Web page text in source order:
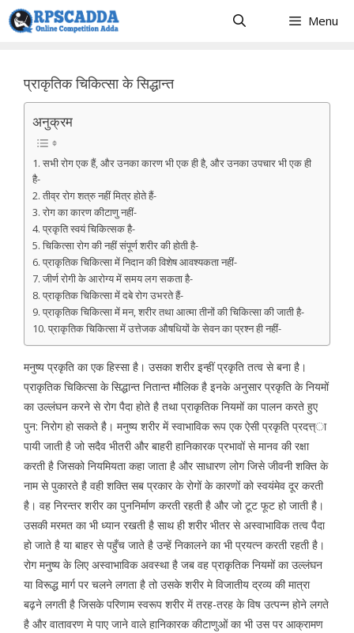
Skip
to
Menu
प्राकृतिक चिकित्सा के सिद्धान्त
अनुक्रम
1. सभी रोग एक हैं, और उनका कारण भी एक ही है, और उनका उपचार भी एक ही
है-
2. तीव्र रोग शत्रु नहीं मित्र होते हैं-
3. रोग का कारण कीटाणु नहीं-
4. प्रकृति स्वयं चिकित्सक है-
5. चिकित्सा रोग की नहीं संपूर्ण शरीर की होती है-
6. प्राकृतिक चिकित्सा में निदान की विशेष आवश्यकता नहीं-
7. जीर्ण रोगी के आरोग्य में समय लग सकता है-
8. प्राकृतिक चिकित्सा में दबे रोग उभरते हैं-
9. प्राकृतिक चिकित्सा में मन, शरीर तथा आत्मा तीनों की चिकित्सा की जाती है-
10. प्राकृतिक चिकित्सा में उत्तेजक औषधियों के सेवन का प्रश्न ही नहीं-
मनुष्य प्रकृति का एक हिस्सा है। उसका शरीर इन्हीं प्रकृति तत्व से बना है।
प्राकृतिक चिकित्सा के सिद्धान्त नितान्त मौलिक है इनके अनुसार प्रकृति के नियमों
का उल्लंघन करने से रोग पैदा होते है तथा प्राकृतिक नियमों का पालन करते हुए
पुन: निरोग हो सकते है। मनुष्य शरीर में स्वाभाविक रूप एक ऐसी प्रकृति प्रदत्त्ा
पायी जाती है जो सदैव भीतरी और बाहरी हानिकारक प्रभावों से मानव की रक्षा
करती है जिसको नियमियता कहा जाता है और साधारण लोग जिसे जीवनी शक्ति के
नाम से पुकारते है वही शक्ति सब प्रकार के रोगों के कारणों को स्वयंमेव दूर करती
है। वह निरन्तर शरीर का पुननिर्माण करती रहती है और जो टूट फूट हो जाती है।
उसकी मरमत का भी ध्यान रखती है साथ ही शरीर भीतर से अस्वाभाविक तत्व पैदा
हो जाते है या बाहर से पहुँच जाते है उन्हें निकालने का भी प्रयत्न करती रहती है।
रोग मनुष्य के लिए अस्वाभाविक अवस्था है जब वह प्राकृतिक नियमों का उल्लंघन
या विरूद्ध मार्ग पर चलने लगता है तो उसके शरीर मे विजातीय द्रव्य की मात्रा
बढ़ने लगती है जिसके परिणाम स्वरूप शरीर में तरह-तरह के विष उत्पन्न होने लगते
है और वातावरण मे पाए जाने वाले हानिकारक कीटाणुओं का भी उस पर आक्रामण